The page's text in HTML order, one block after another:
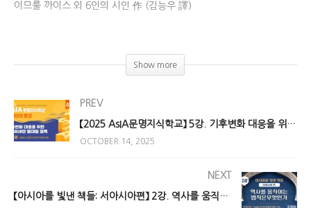
이므룰 까이스 외 6인의 시인 作 (김능우 譯)
(Visited 163 times, 1 visits today)
Show more
PREV
【2025 AsIA문명지식학교】 5강. 기후변화 대응을 위한 한-아세안 열대림 협력
OCTOBER 14, 2025
NEXT
【아시아를 빛낸 책들: 서아시아편】 2강. 역사를 움직이는 법칙은 무엇인가